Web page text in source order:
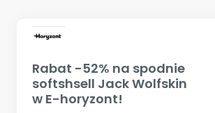
Rabat -52% na spodnie
softshsell Jack Wolfskin
w E-horyzont!